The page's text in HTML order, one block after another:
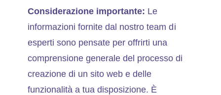
Considerazione importante: Le
informazioni fornite dal nostro team di
esperti sono pensate per offrirti una
comprensione generale del processo di
creazione di un sito web e delle
funzionalità a tua disposizione. È